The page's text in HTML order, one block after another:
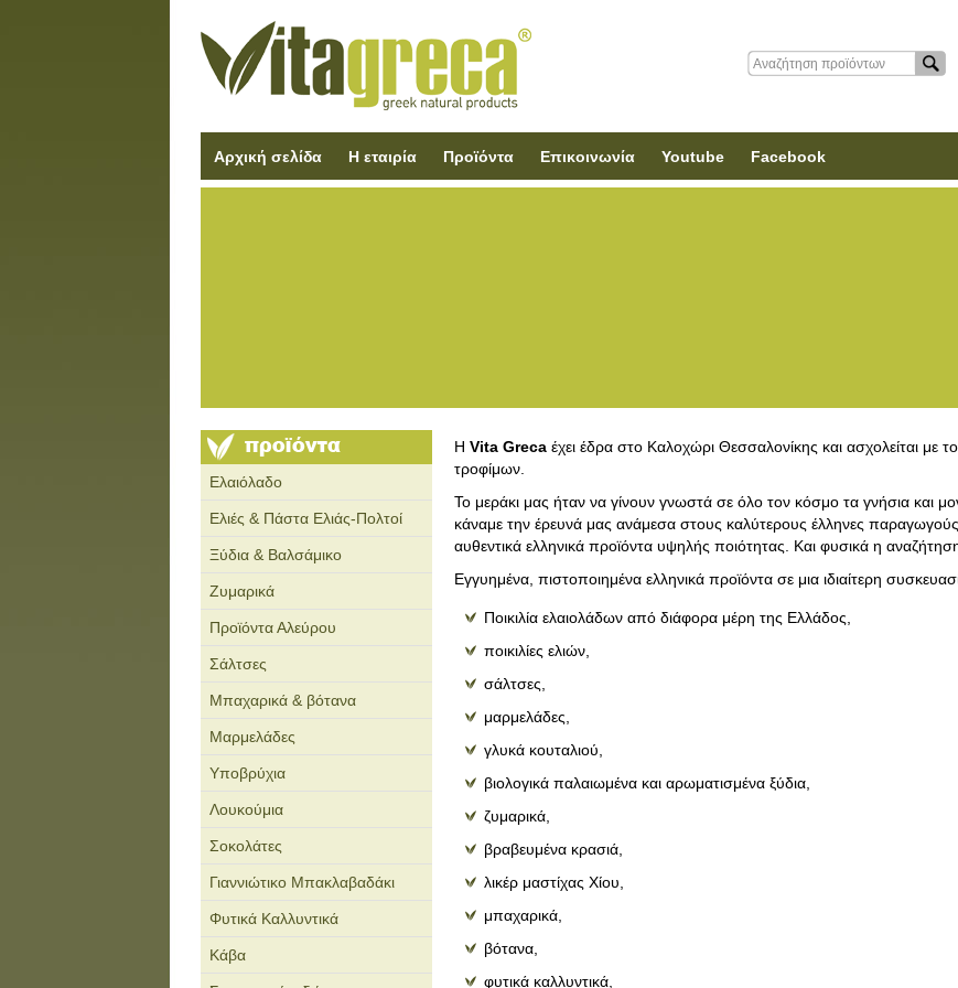
Αρχική σελίδα Η εταιρία Προϊόντα Επικοινωνία Youtube Facebook
Ελαιόλαδο
Ελιές & Πάστα Ελιάς-Πολτοί
Ξύδια & Βαλσάμικο
Ζυμαρικά
Προϊόντα Αλεύρου
Σάλτσες
Μπαχαρικά & βότανα
Μαρμελάδες
Υποβρύχια
Λουκούμια
Σοκολάτες
Γιαννιώτικο Μπακλαβαδάκι
Φυτικά Καλλυντικά
Κάβα
Η Vita Greca έχει έδρα στο Καλοχώρι Θεσσαλονίκης και ασχολείται με
τροφίμων.
Το μεράκι μας ήταν να γίνουν γνωστά σε όλο τον κόσμο τα γνήσια και
κάναμε την έρευνά μας ανάμεσα στους καλύτερους έλληνες
αυθεντικά ελληνικά προϊόντα υψηλής ποιότητας. Και φυσικά η
Εγγυημένα, πιστοποιημένα ελληνικά προϊόντα σε μια ιδιαίτερη
Ποικιλία ελαιολάδων από διάφορα μέρη της Ελλάδος,
ποικιλίες ελιών,
σάλτσες,
μαρμελάδες,
γλυκά κουταλιού,
βιολογικά παλαιωμένα και αρωματισμένα ξύδια,
ζυμαρικά,
βραβευμένα κρασιά,
λικέρ μαστίχας Χίου,
μπαχαρικά,
βότανα,
φυτικά καλλυντικά,